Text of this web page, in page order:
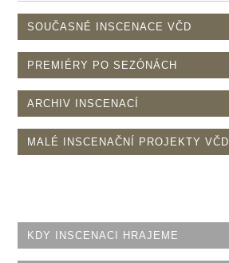
SOUČASNÉ INSCENACE VČD
PREMIÉRY PO SEZÓNÁCH
ARCHIV INSCENACÍ
MALÉ INSCENAČNÍ PROJEKTY VČD
KDY INSCENACI HRAJEME